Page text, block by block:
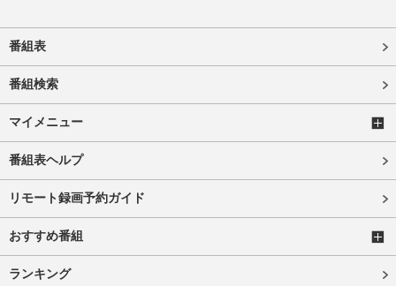
番組表
番組検索
マイメニュー
番組表ヘルプ
リモート録画予約ガイド
おすすめ番組
ランキング